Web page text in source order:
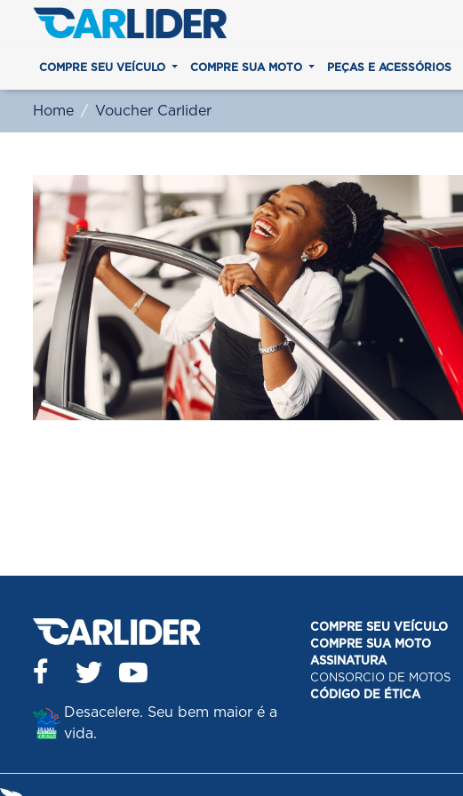
COMPRE SEU VEÍCULO COMPRE SUA MOTO PEÇAS E ACESSÓRIOS
Home Voucher Carlider
Desacelere. Seu bem maior é a
vida.
COMPRE SEU VEÍCULO
COMPRE SUA MOTO
ASSINATURA
CONSORCIO DE MOTOS
CÓDIGO DE ÉTICA